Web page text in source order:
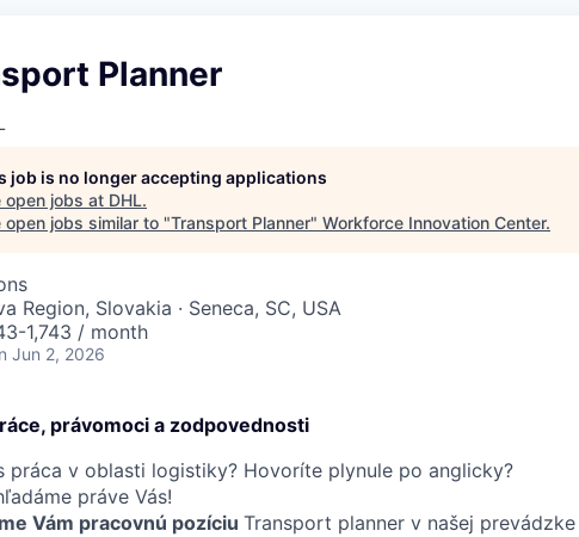
Planner
job is no longer accepting applications
open jobs at DHL.
open jobs similar to "Transport Planner" Workforce Innovation Center.
Region, Slovakia · Seneca, SC, USA
1,743 / month
Jun 2, 2026
právomoci a zodpovednosti
práca v oblasti logistiky? Hovoríte plynule po anglicky?
práve Vás!
Vám pracovnú pozíciu Transport planner v našej prevádzke